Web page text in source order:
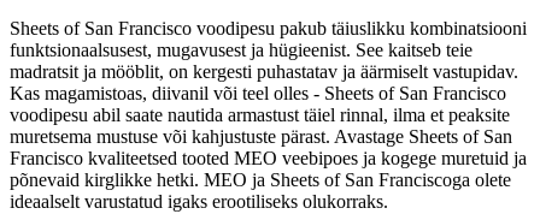
Sheets of San Francisco voodipesu pakub täiuslikku kombinatsiooni
funktsionaalsusest, mugavusest ja hügieenist. See kaitseb teie
madratsit ja mööblit, on kergesti puhastatav ja äärmiselt vastupidav.
Kas magamistoas, diivanil või teel olles - Sheets of San Francisco
voodipesu abil saate nautida armastust täiel rinnal, ilma et peaksite
muretsema mustuse või kahjustuste pärast. Avastage Sheets of San
Francisco kvaliteetsed tooted MEO veebipoes ja kogege muretuid ja
põnevaid kirglikke hetki. MEO ja Sheets of San Franciscoga olete
ideaalselt varustatud igaks erootiliseks olukorraks.